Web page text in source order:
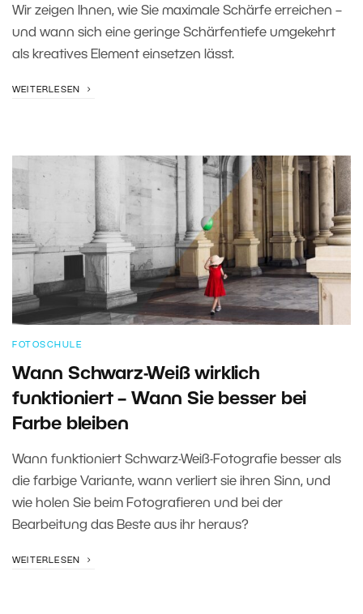
Wir zeigen Ihnen, wie Sie maximale Schärfe erreichen –
und wann sich eine geringe Schärfentiefe umgekehrt
als kreatives Element einsetzen lässt.
WEITERLESEN
FOTOSCHULE
Wann Schwarz-Weiß wirklich
funktioniert – Wann Sie besser bei
Farbe bleiben
Wann funktioniert Schwarz-Weiß-Fotografie besser als
die farbige Variante, wann verliert sie ihren Sinn, und
wie holen Sie beim Fotografieren und bei der
Bearbeitung das Beste aus ihr heraus?
WEITERLESEN